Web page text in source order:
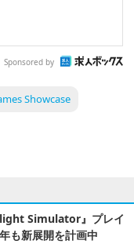
Sponsored by
Showcase
Simulator』プレイ
も新展開を計画中